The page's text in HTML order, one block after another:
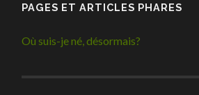
PAGES ET ARTICLES PHARES
Où suis-je né, désormais?